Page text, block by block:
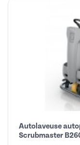
Autolaveuse
Scrubmaster